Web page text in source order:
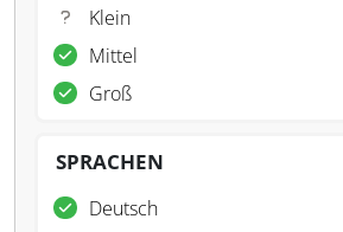
Klein
Mittel
Groß
SPRACHEN
Deutsch